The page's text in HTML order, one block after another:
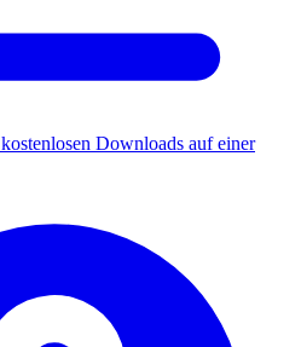
Downloads auf einer